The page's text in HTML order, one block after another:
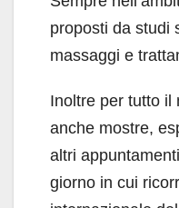
proposti da studi
massaggi e
Inoltre per tutto il
anche mostre,
altri
giorno in cui